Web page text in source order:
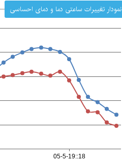
نمودار تغییرات ساعتی دما و دمای احساسی